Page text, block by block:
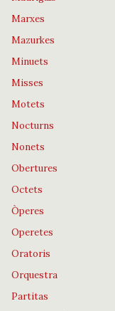
Marxes
Mazurkes
Minuets
Misses
Motets
Nocturns
Nonets
Obertures
Octets
Òperes
Operetes
Oratoris
Orquestra
Partitas